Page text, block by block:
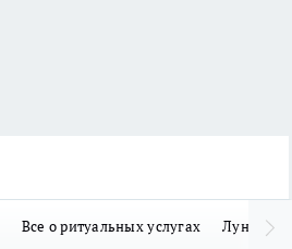
Все о ритуальных услугах Лунно-